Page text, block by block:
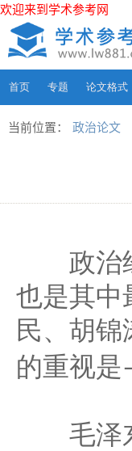
欢迎来到学术参考网
首页 专题 论文格式
当前位置： 政治论文
政治经
也是其中
民、胡锦
的重视是
毛泽东